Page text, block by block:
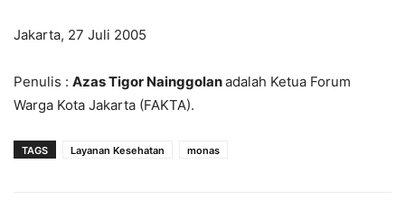
Jakarta, 27 Juli 2005
Penulis : Azas Tigor Nainggolanadalah Ketua Forum
Warga Kota Jakarta (FAKTA).
TAGS Layanan Kesehatan monas